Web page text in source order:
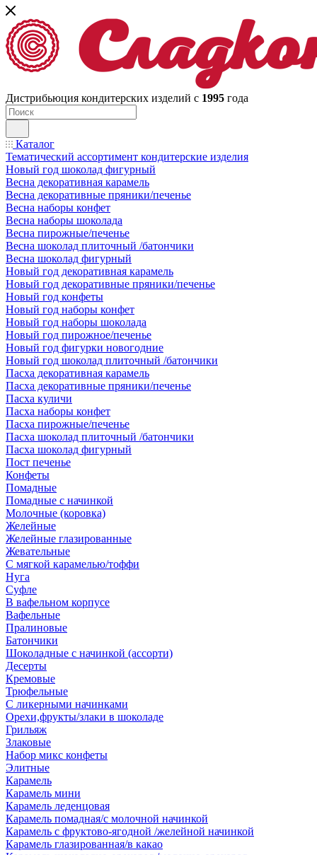
Дистрибьюция кондитерских изделий с 1995 года
Каталог
Тематический ассортимент кондитерские изделия
Новый год шоколад фигурный
Весна декоративная карамель
Весна декоративные пряники/печенье
Весна наборы конфет
Весна наборы шоколада
Весна пирожные/печенье
Весна шоколад плиточный /батончики
Весна шоколад фигурный
Новый год декоративная карамель
Новый год декоративные пряники/печенье
Новый год конфеты
Новый год наборы конфет
Новый год наборы шоколада
Новый год пирожное/печенье
Новый год фигурки новогодние
Новый год шоколад плиточный /батончики
Пасха декоративная карамель
Пасха декоративные пряники/печенье
Пасха куличи
Пасха наборы конфет
Пасха пирожные/печенье
Пасха шоколад плиточный /батончики
Пасха шоколад фигурный
Пост печенье
Конфеты
Помадные
Помадные с начинкой
Молочные (коровка)
Желейные
Желейные глазированные
Жевательные
С мягкой карамелью/тоффи
Нуга
Суфле
В вафельном корпусе
Вафельные
Пралиновые
Батончики
Шоколадные с начинкой (ассорти)
Десерты
Кремовые
Трюфельные
С ликерными начинками
Орехи,фрукты/злаки в шоколаде
Грильяж
Злаковые
Набор микс конфеты
Элитные
Карамель
Карамель мини
Карамель леденцовая
Карамель помадная/с молочной начинкой
Карамель с фруктово-ягодной /желейной начинкой
Карамель глазированная/в какао